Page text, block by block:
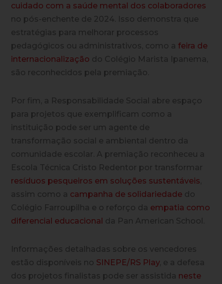
cuidado com a saúde mental dos colaboradores
no pós-enchente de 2024. Isso demonstra que
estratégias para melhorar processos
pedagógicos ou administrativos, como a feira de
internacionalização do Colégio Marista Ipanema,
são reconhecidos pela premiação.
Por fim, a Responsabilidade Social abre espaço
para projetos que exemplificam como a
instituição pode ser um agente de
transformação social e ambiental dentro da
comunidade escolar. A premiação reconheceu a
Escola Técnica Cristo Redentor por transformar
resíduos pesqueiros em soluções sustentáveis
assim como a campanha de solidariedade do
Colégio Farroupilha e o reforço da empatia como
diferencial educacional da Pan American School.
Informações detalhadas sobre os vencedores
estão disponíveis no SINEPE/RS Play, e a defesa
dos projetos finalistas pode ser assistida neste